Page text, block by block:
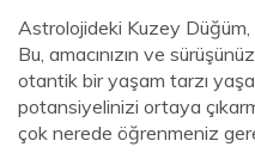
Astrolojideki Kuzey Düğüm,
Bu, amacınızın ve
otantik bir yaşam tarzı
potansiyelinizi ortaya
çok nerede öğrenmeniz